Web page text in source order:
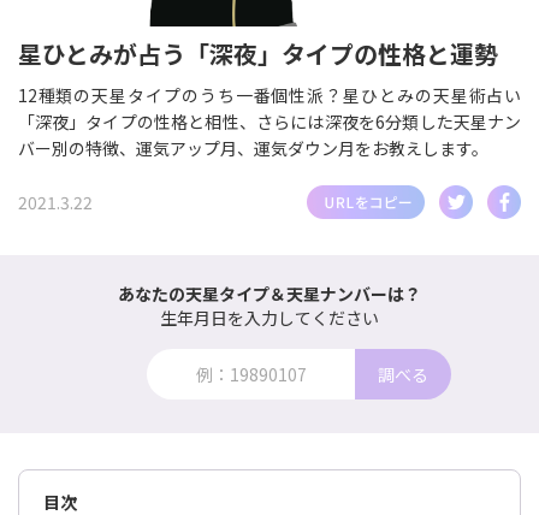
星ひとみが占う「深夜」タイプの性格と運勢
12種類の天星タイプのうち一番個性派？星ひとみの天星術占い
「深夜」タイプの性格と相性、さらには深夜を6分類した天星ナン
バー別の特徴、運気アップ月、運気ダウン月をお教えします。
2021.3.22
あなたの天星タイプ＆天星ナンバーは？
生年月日を入力してください
調べる
目次